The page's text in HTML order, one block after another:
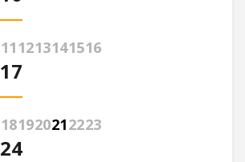
111213141516
17
181920212223
24